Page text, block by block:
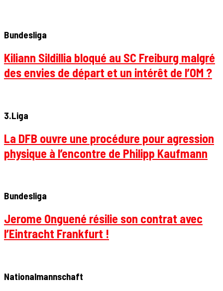
Bundesliga
Kiliann Sildillia bloqué au SC Freiburg malgré
des envies de départ et un intérêt de l’OM ?
3.Liga
La DFB ouvre une procédure pour agression
physique à l’encontre de Philipp Kaufmann
Bundesliga
Jerome Onguené résilie son contrat avec
l’Eintracht Frankfurt !
Nationalmannschaft